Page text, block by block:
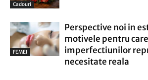
Cadouri
FEMEI
Perspective noi in
motivele pentru
imperfectiunilor
necesitate reala